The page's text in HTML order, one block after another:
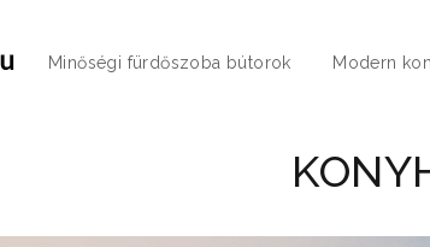
Minőségi fürdőszoba bútorok Modern